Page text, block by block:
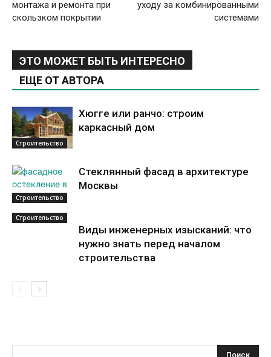
монтажа и ремонта при
скользком покрытии
уходу за комбинированными
системами
ЭТО МОЖЕТ БЫТЬ ИНТЕРЕСНО
ЕЩЕ ОТ АВТОРА
Строительство
Хюгге или ранчо: строим
каркасный дом
Строительство
Стеклянный фасад в архитектуре
Москвы
Строительство
Виды инженерных изысканий: что
нужно знать перед началом
строительства